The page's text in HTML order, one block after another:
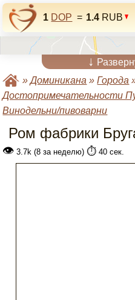
1 DOP = 1.4 RUB
↓
»Доминикана »Города
Достопримечательности
Винодельни/пивоварни
Ром фабрики
👁 3.7k (8 за неделю) ⏱️ 40 сек.